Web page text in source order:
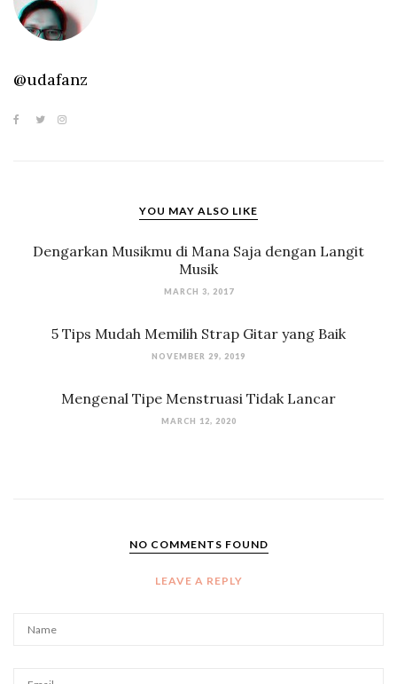
@udafanz
YOU MAY ALSO LIKE
Dengarkan Musikmu di Mana Saja dengan Langit
Musik
MARCH 3, 2017
5 Tips Mudah Memilih Strap Gitar yang Baik
NOVEMBER 29, 2019
Mengenal Tipe Menstruasi Tidak Lancar
MARCH 12, 2020
NO COMMENTS FOUND
LEAVE A REPLY